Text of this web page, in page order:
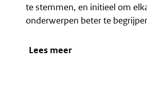
te stemmen, en initieel om
onderwerpen beter te
Lees meer